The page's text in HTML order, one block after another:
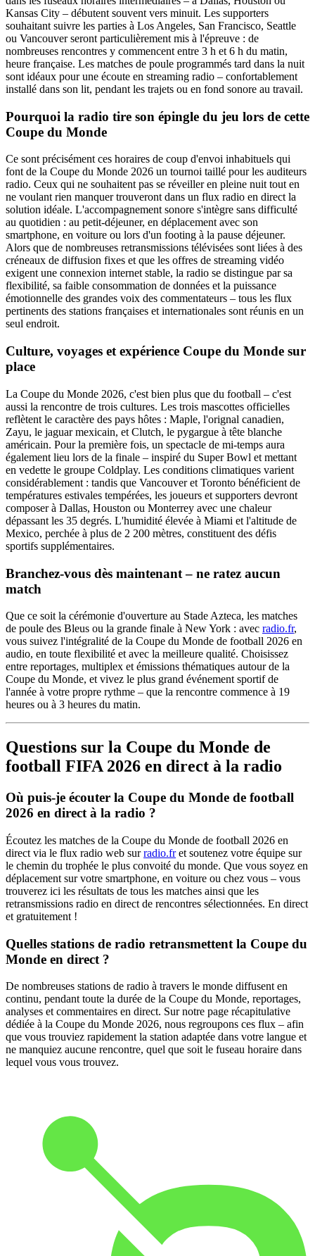
Kansas City – débutent souvent vers minuit. Les supporters
souhaitant suivre les parties à Los Angeles, San Francisco, Seattle
ou Vancouver seront particulièrement mis à l'épreuve : de
nombreuses rencontres y commencent entre 3 h et 6 h du matin,
heure française. Les matches de poule programmés tard dans la nuit
sont idéaux pour une écoute en streaming radio – confortablement
installé dans son lit, pendant les trajets ou en fond sonore au travail.
Pourquoi la radio tire son épingle du jeu lors de cette
Coupe du Monde
Ce sont précisément ces horaires de coup d'envoi inhabituels qui
font de la Coupe du Monde 2026 un tournoi taillé pour les auditeurs
radio. Ceux qui ne souhaitent pas se réveiller en pleine nuit tout en
ne voulant rien manquer trouveront dans un flux radio en direct la
solution idéale. L'accompagnement sonore s'intègre sans difficulté
au quotidien : au petit-déjeuner, en déplacement avec son
smartphone, en voiture ou lors d'un footing à la pause déjeuner.
Alors que de nombreuses retransmissions télévisées sont liées à des
créneaux de diffusion fixes et que les offres de streaming vidéo
exigent une connexion internet stable, la radio se distingue par sa
flexibilité, sa faible consommation de données et la puissance
émotionnelle des grandes voix des commentateurs – tous les flux
pertinents des stations françaises et internationales sont réunis en un
seul endroit.
Culture, voyages et expérience Coupe du Monde sur
place
La Coupe du Monde 2026, c'est bien plus que du football – c'est
aussi la rencontre de trois cultures. Les trois mascottes officielles
reflètent le caractère des pays hôtes : Maple, l'orignal canadien,
Zayu, le jaguar mexicain, et Clutch, le pygargue à tête blanche
américain. Pour la première fois, un spectacle de mi-temps aura
également lieu lors de la finale – inspiré du Super Bowl et mettant
en vedette le groupe Coldplay. Les conditions climatiques varient
considérablement : tandis que Vancouver et Toronto bénéficient de
températures estivales tempérées, les joueurs et supporters devront
composer à Dallas, Houston ou Monterrey avec une chaleur
dépassant les 35 degrés. L'humidité élevée à Miami et l'altitude de
Mexico, perchée à plus de 2 200 mètres, constituent des défis
sportifs supplémentaires.
Branchez-vous dès maintenant – ne ratez aucun
match
Que ce soit la cérémonie d'ouverture au Stade Azteca, les matches
de poule des Bleus ou la grande finale à New York : avec radio.fr,
vous suivez l'intégralité de la Coupe du Monde de football 2026 en
audio, en toute flexibilité et avec la meilleure qualité. Choisissez
entre reportages, multiplex et émissions thématiques autour de la
Coupe du Monde, et vivez le plus grand événement sportif de
l'année à votre propre rythme – que la rencontre commence à 19
heures ou à 3 heures du matin.
Questions sur la Coupe du Monde de
football FIFA 2026 en direct à la radio
Où puis-je écouter la Coupe du Monde de football
2026 en direct à la radio ?
Écoutez les matches de la Coupe du Monde de football 2026 en
direct via le flux radio web surradio.fret soutenez votre équipe sur
le chemin du trophée le plus convoité du monde. Que vous soyez en
déplacement sur votre smartphone, en voiture ou chez vous – vous
trouverez ici les résultats de tous les matches ainsi que les
retransmissions radio en direct de rencontres sélectionnées. En direct
et gratuitement !
Quelles stations de radio retransmettent la Coupe du
Monde en direct ?
De nombreuses stations de radio à travers le monde diffusent en
continu, pendant toute la durée de la Coupe du Monde, reportages,
analyses et commentaires en direct. Sur notre page récapitulative
dédiée à la Coupe du Monde 2026, nous regroupons ces flux – afin
que vous trouviez rapidement la station adaptée dans votre langue et
ne manquiez aucune rencontre, quel que soit le fuseau horaire dans
lequel vous vous trouvez.